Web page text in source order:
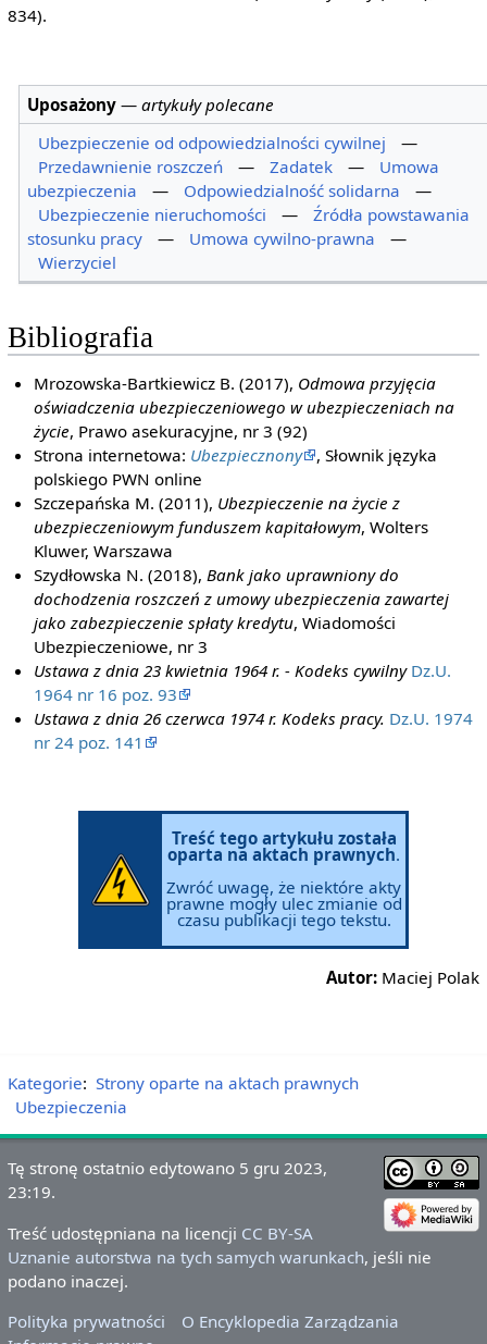
834).
Uposażony —artykuły polecane
Ubezpieczenie od odpowiedzialności cywilnej
—
Przedawnienie roszczeń
— Zadatek —
Umowa
ubezpieczenia
— Odpowiedzialność solidarna
—
Ubezpieczenie nieruchomości
—
Źródła powstawania
stosunku pracy
— Umowa cywilno-prawna
—
Wierzyciel
Bibliografia
Mrozowska-Bartkiewicz B. (2017), Odmowa przyjęcia
oświadczenia ubezpieczeniowego w ubezpieczeniach na
życie, Prawo asekuracyjne, nr 3 (92)
Strona internetowa: Ubezpiecznony
, Słownik języka
polskiego PWN online
Szczepańska M. (2011), Ubezpieczenie na życie z
ubezpieczeniowym funduszem kapitałowym, Wolters
Kluwer, Warszawa
Szydłowska N. (2018), Bank jako uprawniony do
dochodzenia roszczeń z umowy ubezpieczenia zawartej
jako zabezpieczenie spłaty kredytu, Wiadomości
Ubezpieczeniowe, nr 3
Ustawa z dnia 23 kwietnia 1964 r. - Kodeks cywilny Dz.U.
1964 nr 16 poz. 93
Ustawa z dnia 26 czerwca 1974 r. Kodeks pracy. Dz.U. 1974
nr 24 poz. 141
Treść tego artykułu została
oparta na aktach prawnych.
Zwróć uwagę, że niektóre akty
prawne mogły ulec zmianie od
czasu publikacji tego tekstu.
Autor: Maciej Polak
Kategorie: Strony oparte na aktach prawnych
Ubezpieczenia
Tę stronę ostatnio edytowano 5 gru 2023,
23:19.
Treść udostępniana na licencji CC BY-SA
Uznanie autorstwa na tych samych warunkach, jeśli nie
podano inaczej.
Polityka prywatności
O Encyklopedia Zarządzania